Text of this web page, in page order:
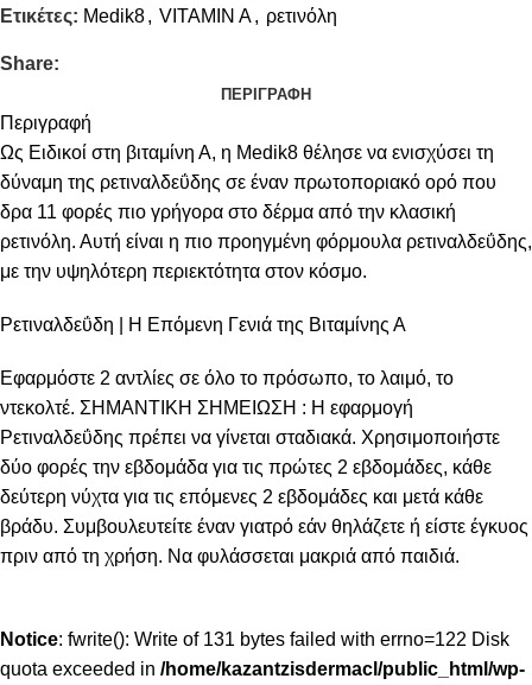
Ετικέτες: Medik8, VITAMIN A, ρετινόλη
Share:
ΠΕΡΙΓΡΑΦΉ
Περιγραφή
Ως Ειδικοί στη βιταμίνη Α, η Medik8 θέλησε να ενισχύσει τη
δύναμη της ρετιναλδεΰδης σε έναν πρωτοποριακό ορό που
δρα 11 φορές πιο γρήγορα στο δέρμα από την κλασική
ρετινόλη. Αυτή είναι η πιο προηγμένη φόρμουλα ρετιναλδεΰδης,
με την υψηλότερη περιεκτότητα στον κόσμο.
Ρετιναλδεΰδη | Η Επόμενη Γενιά της Βιταμίνης Α
Εφαρμόστε 2 αντλίες σε όλο το πρόσωπο, το λαιμό, το
ντεκολτέ. ΣΗΜΑΝΤΙΚΗ ΣΗΜΕΙΩΣΗ : Η εφαρμογή
Ρετιναλδεΰδης πρέπει να γίνεται σταδιακά. Χρησιμοποιήστε
δύο φορές την εβδομάδα για τις πρώτες 2 εβδομάδες, κάθε
δεύτερη νύχτα για τις επόμενες 2 εβδομάδες και μετά κάθε
βράδυ. Συμβουλευτείτε έναν γιατρό εάν θηλάζετε ή είστε έγκυος
πριν από τη χρήση. Να φυλάσσεται μακριά από παιδιά.
Notice: fwrite(): Write of 131 bytes failed with errno=122 Disk
quota exceeded in /home/kazantzisdermacl/public_html/wp-